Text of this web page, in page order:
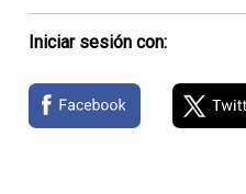
Iniciar sesión con: